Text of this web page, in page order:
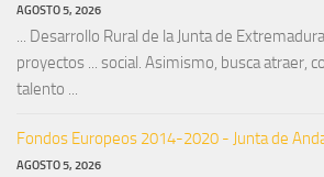
AGOSTO 5, 2026
... Desarrollo Rural de la Junta de
proyectos ... social. Asimismo, busca atraer,
talento ...
Fondos Europeos 2014-2020 - Junta de
AGOSTO 5, 2026